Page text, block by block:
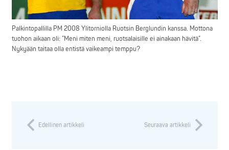
Palkintopallilla PM 2008 Ylitorniolla Ruotsin Berglundin kanssa. Mottona
tuohon aikaan oli: ”Meni miten meni, ruotsalaisille ei ainakaan hävitä”.
Nykyään taitaa olla entistä vaikeampi temppu?
Edellinen artikkeli Seuraava artikkeli